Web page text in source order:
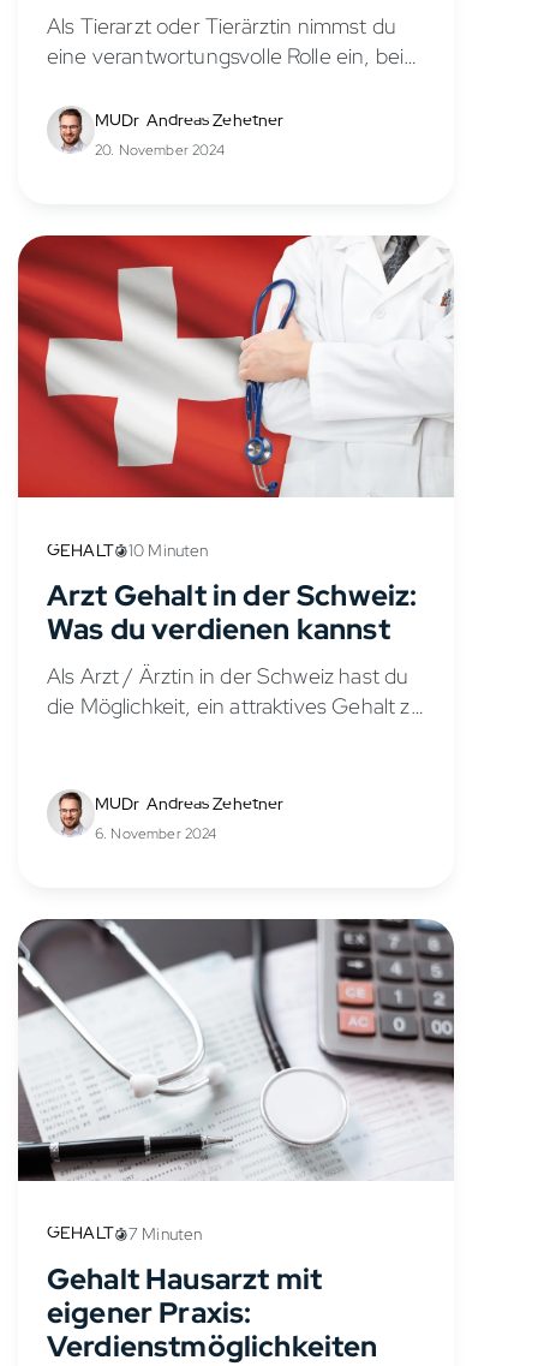
Als Tierarzt oder Tierärztin nimmst du
eine verantwortungsvolle Rolle ein, bei
Wohlergehen von Tieren kümmerst. Du
behandelst unterschiedliche
MUDr. Andreas Zehetner
20. November 2024
GEHALT 10 Minuten
Arzt Gehalt in der Schweiz:
Was du verdienen kannst
Als Arzt / Ärztin in der Schweiz hast du
die Möglichkeit, ein attraktives Gehalt zu
dein Lohn. In diesem Artikel erfährst
du,...
MUDr. Andreas Zehetner
6. November 2024
GEHALT 7 Minuten
Gehalt Hausarzt mit
eigener Praxis:
Verdienstmöglichkeiten